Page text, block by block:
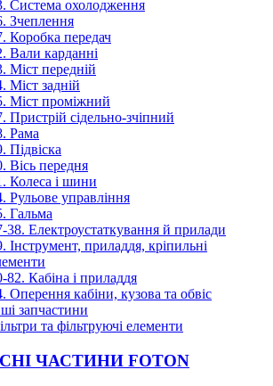
Система охолодження
Зчеплення
Коробка передач
Вали карданні
Міст передній
Міст задній
Міст проміжний
Пристрій сідельно-зчіпний
Рама
Підвіска
Вісь передня
Колеса і шини
Рульове управління
Гальма
38. Електроустаткування й прилади
Інструмент, приладдя, кріпильні
82. Кабіна і приладдя
Оперення кабіни, кузова та обвіс
запчастини
та фільтруючі елементи
ЧАСТИНИ FOTON